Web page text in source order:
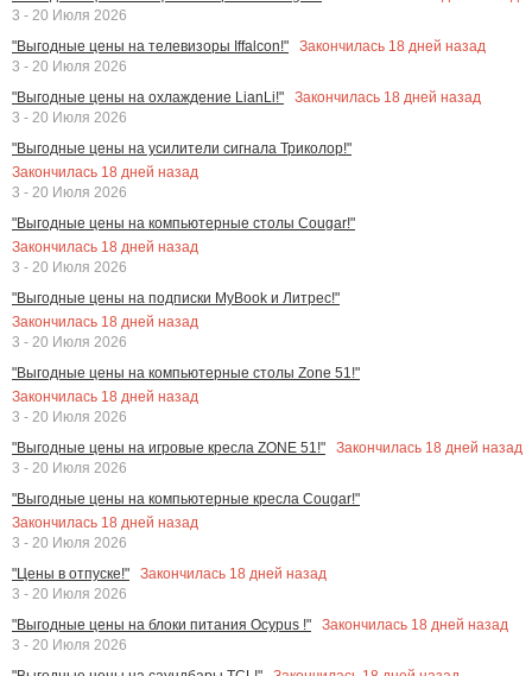
3 - 20 Июля 2026
"Выгодные цены на телевизоры Iffalcon!"
Закончилась 18 дней назад
3 - 20 Июля 2026
"Выгодные цены на охлаждение LianLi!"
Закончилась 18 дней назад
3 - 20 Июля 2026
"Выгодные цены на усилители сигнала Триколор!"
Закончилась 18 дней назад
3 - 20 Июля 2026
"Выгодные цены на компьютерные столы Cougar!"
Закончилась 18 дней назад
3 - 20 Июля 2026
"Выгодные цены на подписки MyBook и Литрес!"
Закончилась 18 дней назад
3 - 20 Июля 2026
"Выгодные цены на компьютерные столы Zone 51!"
Закончилась 18 дней назад
3 - 20 Июля 2026
"Выгодные цены на игровые кресла ZONE 51!"
Закончилась 18 дней назад
3 - 20 Июля 2026
"Выгодные цены на компьютерные кресла Cougar!"
Закончилась 18 дней назад
3 - 20 Июля 2026
"Цены в отпуске!"
Закончилась 18 дней назад
3 - 20 Июля 2026
"Выгодные цены на блоки питания Ocypus !"
Закончилась 18 дней назад
3 - 20 Июля 2026